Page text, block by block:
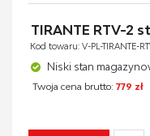
TIRANTE RTV-2
Kod towaru: V-PL-TIRANTE-
Niski stan
Twoja cena brutto: 779 zł